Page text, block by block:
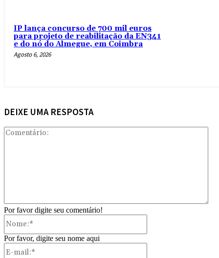
IP lança concurso de 700 mil euros
para projeto de reabilitação da EN341
e do nó do Almegue, em Coimbra
Agosto 6, 2026
DEIXE UMA RESPOSTA
Por favor digite seu comentário!
Por favor, digite seu nome aqui